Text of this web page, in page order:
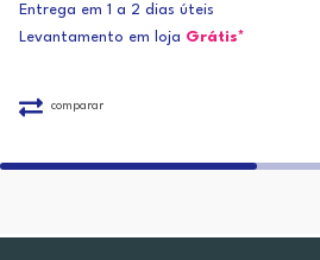
Entrega em 1 a 2 dias úteis
Levantamento em loja Grátis*
comparar